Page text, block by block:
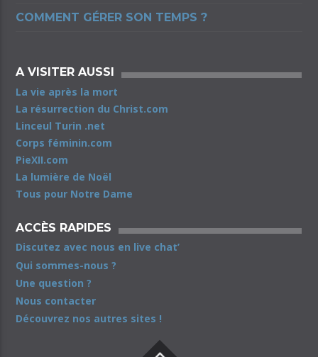
COMMENT GÉRER SON TEMPS ?
A VISITER AUSSI
La vie après la mort
La résurrection du Christ.com
Linceul Turin .net
Corps féminin.com
PieXII.com
La lumière de Noël
Tous pour Notre Dame
ACCÈS RAPIDES
Discutez avec nous en live chat’
Qui sommes-nous ?
Une question ?
Nous contacter
Découvrez nos autres sites !